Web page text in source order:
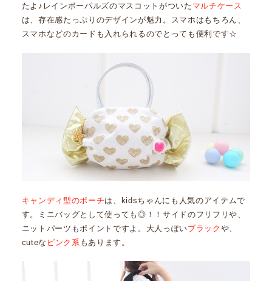
たよ♪レインボーパルズのマスコットがついた マルチケース
は、存在感たっぷりのデザインが魅力。スマホはもちろん、
スマホなどのカードも入れられるのでとっても便利です☆
キャンディ型のポーチは、kidsちゃんにも人気のアイテムで
す。ミニバッグとして使っても◎！！サイドのフリフリや、
ニットパーツもポイントですよ。大人っぽいブラック や、
cuteな ピンク系 もあります。